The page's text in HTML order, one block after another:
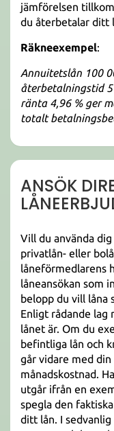
jämförelsen
du återbetalar ditt
Räkneexempel:
Annuitetslån 100
återbetalningstid
ränta 4,96 % ger
totalt
ANSÖK
Vill du använda
privatlån- eller
låneförmedlarens
låneansökan som
belopp du vill låna
Enligt rådande lag
lånet är. Om du
befintliga lån och
går vidare med
månadskostnad.
utgår ifrån en
spegla den
ditt lån. I